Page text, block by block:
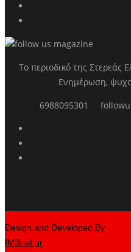
Το περιοδικό της Στερεάς
Ενημέρωση,
6988095301
Design and Developed By
IMBnet.gr